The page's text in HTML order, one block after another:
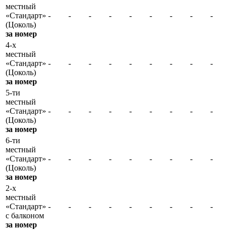
местный
«Стандарт»
(Цоколь)
за номер
- - - - - - - - -
4-х
местный
«Стандарт»
(Цоколь)
за номер
- - - - - - - - -
5-ти
местный
«Стандарт»
(Цоколь)
за номер
- - - - - - - - -
6-ти
местный
«Стандарт»
(Цоколь)
за номер
- - - - - - - - -
2-х
местный
«Стандарт»
с балконом
за номер
- - - - - - - - -